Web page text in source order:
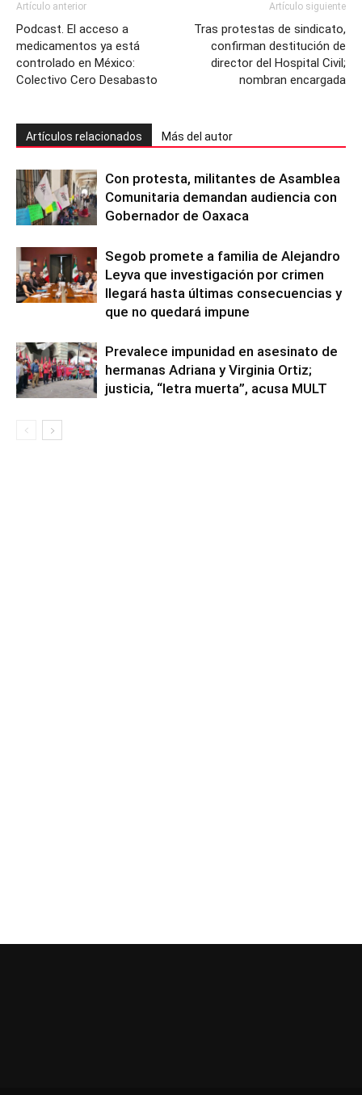
Artículo anterior
Podcast. El acceso a
medicamentos ya está
controlado en México:
Colectivo Cero Desabasto
Artículo siguiente
Tras protestas de sindicato,
confirman destitución de
director del Hospital Civil;
nombran encargada
Artículos relacionados Más del autor
Con protesta, militantes de Asamblea
Comunitaria demandan audiencia con
Gobernador de Oaxaca
Segob promete a familia de Alejandro
Leyva que investigación por crimen
llegará hasta últimas consecuencias y
que no quedará impune
Prevalece impunidad en asesinato de
hermanas Adriana y Virginia Ortiz;
justicia, “letra muerta”, acusa MULT